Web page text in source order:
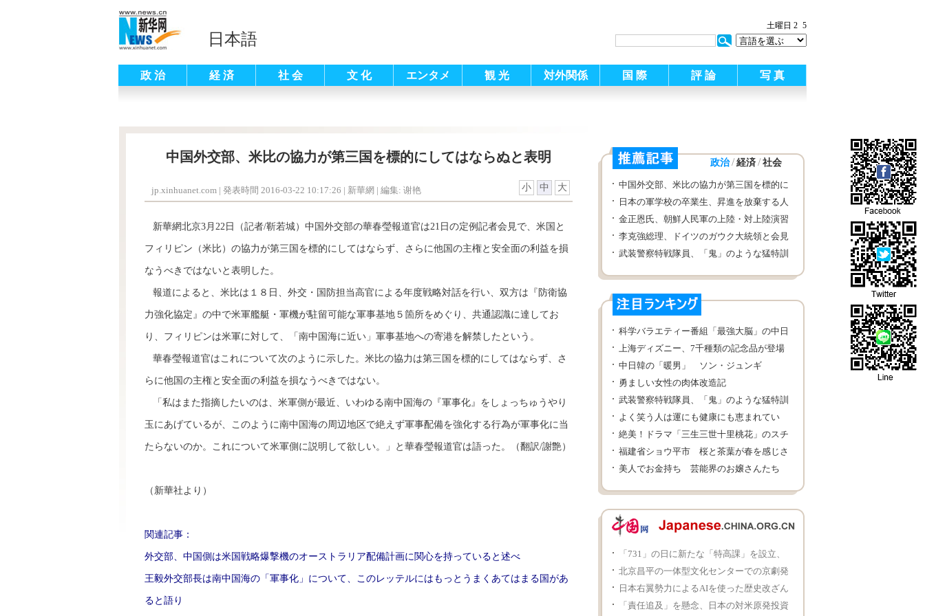
日本語
土曜日 2 5
政 治 経 済 社 会 文 化 エンタメ 観 光 対外関係 国 際 評 論 写 真
中国外交部、米比の協力が第三国を標的にしてはならぬと表明
jp.xinhuanet.com | 発表時間 2016-03-22 10:17:26 | 新華網 | 編集: 谢艳 小 中 大
新華網北京3月22日（記者/靳若城）中国外交部の華春瑩報道官は21日の定例記者会見で、米国と
フィリピン（米比）の協力が第三国を標的にしてはならず、さらに他国の主権と安全面の利益を損
なうべきではないと表明した。
報道によると、米比は１８日、外交・国防担当高官による年度戦略対話を行い、双方は『防衛協
力強化協定』の中で米軍艦艇・軍機が駐留可能な軍事基地５箇所をめぐり、共通認識に達してお
り、フィリピンは米軍に対して、「南中国海に近い」軍事基地への寄港を解禁したという。
華春瑩報道官はこれについて次のように示した。米比の協力は第三国を標的にしてはならず、さ
らに他国の主権と安全面の利益を損なうべきではない。
「私はまた指摘したいのは、米軍側が最近、いわゆる南中国海の『軍事化』をしょっちゅうやり
玉にあげているが、このように南中国海の周辺地区で絶えず軍事配備を強化する行為が軍事化に当
たらないのか。これについて米軍側に説明して欲しい。」と華春瑩報道官は語った。（翻訳/謝艶）
（新華社より）
関連記事：
外交部、中国側は米国戦略爆撃機のオーストラリア配備計画に関心を持っていると述べ
王毅外交部長は南中国海の「軍事化」について、このレッテルにはもっとうまくあてはまる国があ
ると語り
政治 / 経済 / 社会
中国外交部、米比の協力が第三国を標的に
してはならぬと表明
日本の軍学校の卒業生、昇進を放棄する人
が急増
金正恩氏、朝鮮人民軍の上陸・対上陸演習
を指導
李克強総理、ドイツのガウク大統領と会見
武装警察特戦隊員、「鬼」のような猛特訓
科学バラエティー番組「最強大脳」の中日
対決は引き分けに
上海ディズニー、7千種類の記念品が登場
予定
中日韓の「暖男」 ソン・ジュンギ
勇ましい女性の肉体改造記
武装警察特戦隊員、「鬼」のような猛特訓
を敢行
よく笑う人は運にも健康にも恵まれてい
る？
絶美！ドラマ「三生三世十里桃花」のスチ
ール写真
福建省ショウ平市 桜と茶葉が春を感じさ
せる
美人でお金持ち 芸能界のお嬢さんたち